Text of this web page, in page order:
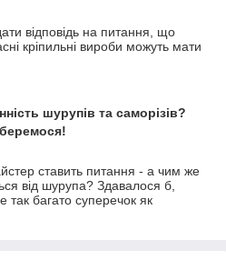
відповідь на питання, що
кріпильні вироби можуть мати
шурупів та саморізів?
ставить питання - а чим же
від шурупа? Здавалося б,
так багато суперечок як